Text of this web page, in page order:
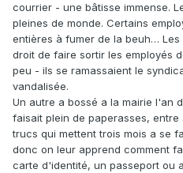
courrier - une bâtisse immense.
pleines de monde. Certains
entières à fumer de la beuh…
droit de faire sortir les employés
peu - ils se ramassaient le
vandalisée.
Un autre a bossé a la mairie l'an
faisait plein de paperasses,
trucs qui mettent trois mois a se
donc on leur apprend comment
carte d'identité, un passeport ou